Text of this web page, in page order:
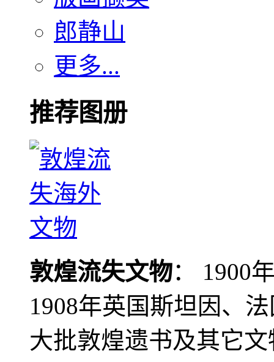
郎静山
更多...
推荐图册
敦煌流失文物： 1900
1908年英国斯坦因、
大批敦煌遗书及其它